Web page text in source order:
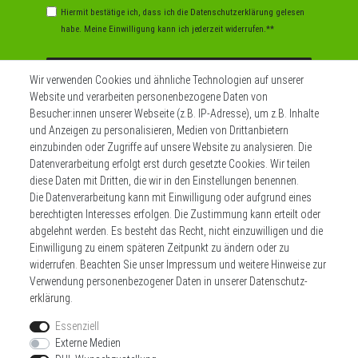
Hiermit bestätige ich, dass ich die Daten­schutz­erklärung gelesen
habe. Meine Einwilligung kann ich jederzeit widerrufen.**
** Hierbei handelt es sich um ein Pflichtfeld.
Widerrufs­recht Impressum
Daten­schutz­erklärung AGB Kontakt
Zahlen sie bequem per
Wir verwenden Cookies und ähnliche Technologien auf unserer
Website und verarbeiten personenbezogene Daten von
Besucher:innen unserer Webseite (z.B. IP-Adresse), um z.B. Inhalte
und Anzeigen zu personalisieren, Medien von Drittanbietern
einzubinden oder Zugriffe auf unsere Website zu analysieren. Die
Datenverarbeitung erfolgt erst durch gesetzte Cookies. Wir teilen
diese Daten mit Dritten, die wir in den Einstellungen benennen.
Die Datenverarbeitung kann mit Einwilligung oder aufgrund eines
berechtigten Interesses erfolgen. Die Zustimmung kann erteilt oder
abgelehnt werden. Es besteht das Recht, nicht einzuwilligen und die
Einwilligung zu einem späteren Zeitpunkt zu ändern oder zu
widerrufen. Beachten Sie unser Impressum und weitere Hinweise zur
Verwendung personenbezogener Daten in unserer Daten­schutz­
erklärung
Essenziell
Externe Medien